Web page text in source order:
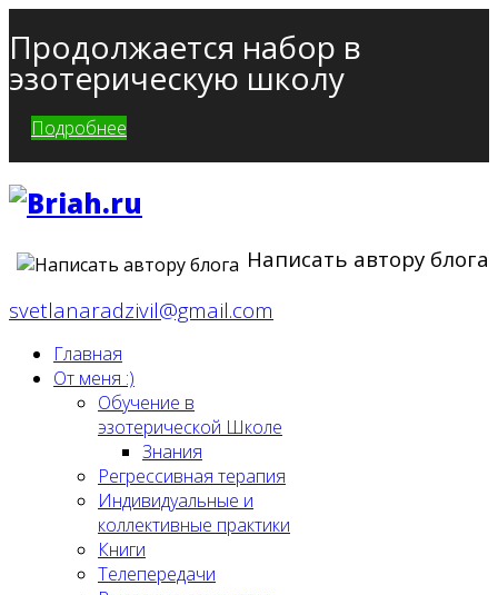
Продолжается набор в
эзотерическую школу
Подробнее
Написать автору блога
svetlanaradzivil@gmail.com
Главная
От меня :)
Обучение в
эзотерической Школе
Знания
Регрессивная терапия
Индивидуальные и
коллективные практики
Книги
Телепередачи